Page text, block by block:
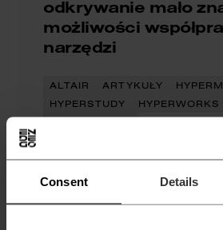
Consent Details
odkrywanie mało
możliwości
narzędzi
ALTAIR ARTYKUŁY
HYPERSTUDY
HYPERWORKS
analiz inżynierskich, który
rozwiązaniami oferuje mniej